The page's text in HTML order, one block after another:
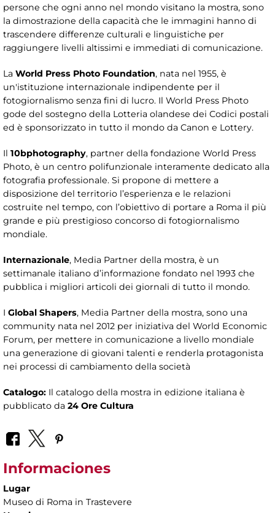
persone che ogni anno nel mondo visitano la mostra, sono
la dimostrazione della capacità che le immagini hanno di
trascendere differenze culturali e linguistiche per
raggiungere livelli altissimi e immediati di comunicazione.
La World Press Photo Foundation, nata nel 1955, è
un'istituzione internazionale indipendente per il
fotogiornalismo senza fini di lucro. Il World Press Photo
gode del sostegno della Lotteria olandese dei Codici postali
ed è sponsorizzato in tutto il mondo da Canon e Lottery.
Il 10bphotography, partner della fondazione World Press
Photo, è un centro polifunzionale interamente dedicato alla
fotografia professionale. Si propone di mettere a
disposizione del territorio l’esperienza e le relazioni
costruite nel tempo, con l’obiettivo di portare a Roma il più
grande e più prestigioso concorso di fotogiornalismo
mondiale.
Internazionale, Media Partner della mostra, è un
settimanale italiano d’informazione fondato nel 1993 che
pubblica i migliori articoli dei giornali di tutto il mondo.
I Global Shapers, Media Partner della mostra, sono una
community nata nel 2012 per iniziativa del World Economic
Forum, per mettere in comunicazione a livello mondiale
una generazione di giovani talenti e renderla protagonista
nei processi di cambiamento della società
Catalogo: Il catalogo della mostra in edizione italiana è
pubblicato da 24 Ore Cultura
Informaciones
Lugar
Museo di Roma in Trastevere